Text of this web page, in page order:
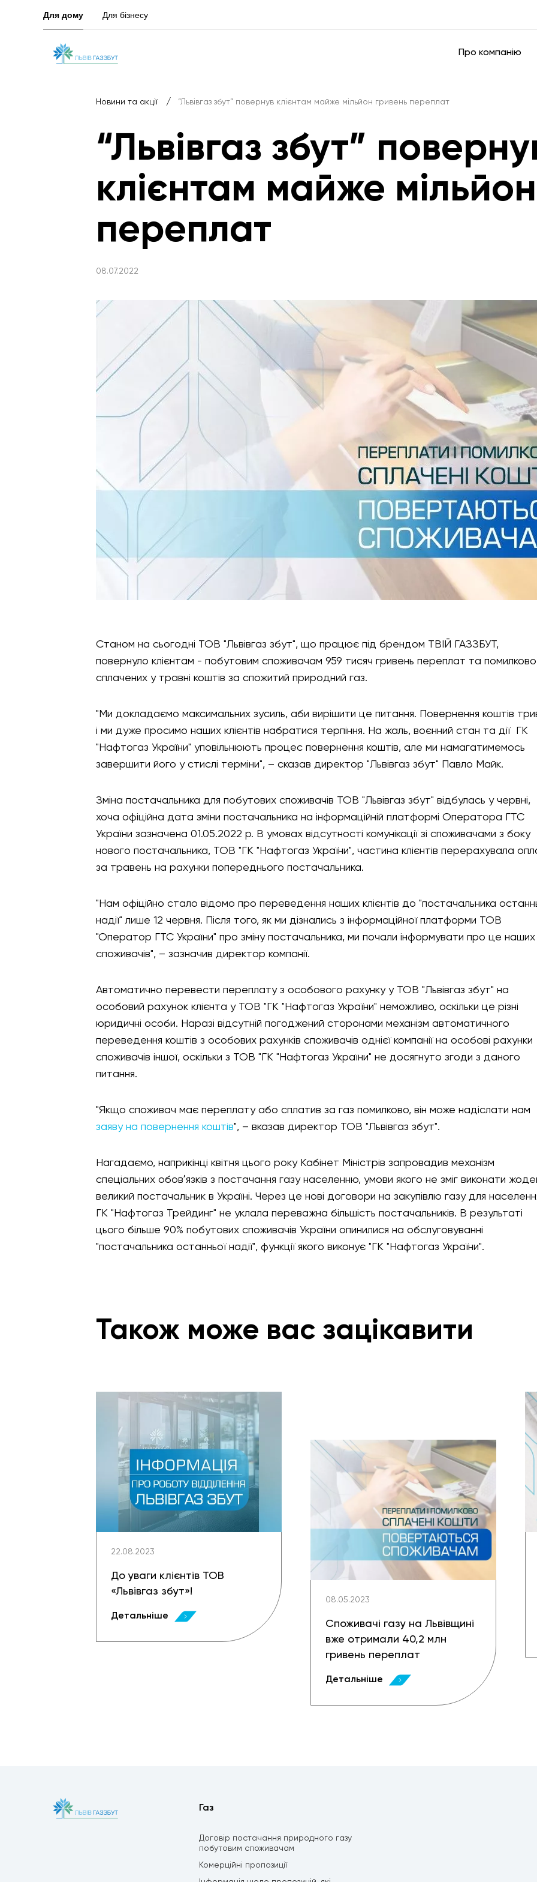
Для дому Для бізнесу
Про компанію
Новини та акції / “Львівгаз збут” повернув клієнтам майже мільйон гривень переплат
“Львівгаз збут”
клієнтам майже
переплат
08.07.2022
Станом на сьогодні ТОВ "Львівгаз збут", що працює під брендом ТВІЙ ГАЗЗБУТ,
повернуло клієнтам - побутовим споживачам 959 тисяч гривень переплат та помилково
сплачених у травні коштів за спожитий природний газ.
"Ми докладаємо максимальних зусиль, аби вирішити це питання. Повернення коштів
і ми дуже просимо наших клієнтів набратися терпіння. На жаль, воєнний стан та дії ГК
"Нафтогаз України" уповільнюють процес повернення коштів, але ми намагатимемось
завершити його у стислі терміни", – сказав директор "Львівгаз збут" Павло Майк.
Зміна постачальника для побутових споживачів ТОВ "Львівгаз збут" відбулась у червні,
хоча офіційна дата зміни постачальника на інформаційній платформі Оператора ГТС
України зазначена 01.05.2022 р. В умовах відсутності комунікації зі споживачами з боку
нового постачальника, ТОВ "ГК "Нафтогаз України", частина клієнтів перерахувала
за травень на рахунки попереднього постачальника.
"Нам офіційно стало відомо про переведення наших клієнтів до "постачальника
надії" лише 12 червня. Після того, як ми дізнались з інформаційної платформи ТОВ
"Оператор ГТС України" про зміну постачальника, ми почали інформувати про це наших
споживачів", – зазначив директор компанії.
Автоматично перевести переплату з особового рахунку у ТОВ "Львівгаз збут" на
особовий рахунок клієнта у ТОВ "ГК "Нафтогаз України" неможливо, оскільки це різні
юридичні особи. Наразі відсутній погоджений сторонами механізм автоматичного
переведення коштів з особових рахунків споживачів однієї компанії на особові рахунки
споживачів іншої, оскільки з ТОВ "ГК "Нафтогаз України" не досягнуто згоди з даного
питання.
"Якщо споживач має переплату або сплатив за газ помилково, він може надіслати нам
заяву на повернення коштів", – вказав директор ТОВ "Львівгаз збут".
Нагадаємо, наприкінці квітня цього року Кабінет Міністрів запровадив механізм
спеціальних обовʼязків з постачання газу населенню, умови якого не зміг виконати
великий постачальник в Україні. Через це нові договори на закупівлю газу для
ГК "Нафтогаз Трейдинг" не уклала переважна більшість постачальників. В результаті
цього більше 90% побутових споживачів України опинилися на обслуговуванні
"постачальника останньої надії", функції якого виконує "ГК "Нафтогаз України".
Також може вас зацікавити
22.08.2023
До уваги клієнтів ТОВ
«Львівгаз збут»!
Детальніше
08.05.2023
Споживачі газу на Львівщині
вже отримали 40,2 млн
гривень переплат
Детальніше
Газ
Договір постачання природного газу
побутовим споживачам
Комерційні пропозиції